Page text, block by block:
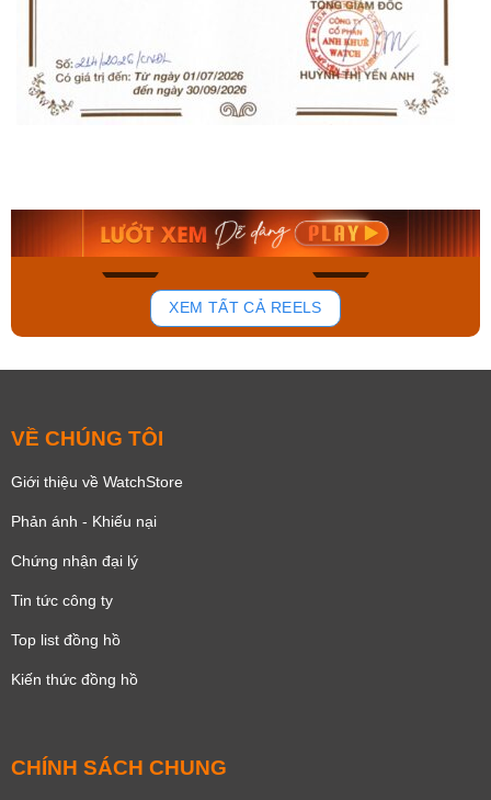
181
Mua ngay Mua ngay
XEM TẤT CẢ REELS
VỀ CHÚNG TÔI
Giới thiệu về WatchStore
Phản ánh - Khiếu nại
Chứng nhận đại lý
Tin tức công ty
Top list đồng hồ
Kiến thức đồng hồ
CHÍNH SÁCH CHUNG